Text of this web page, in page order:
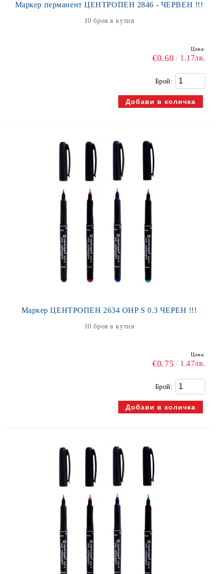
Маркер перманент ЦЕНТРОПЕН 2846 - ЧЕРВЕН !!!
10 броя в кутия
Цена:
€0.60 1.17лв.
Брой:
Маркер ЦЕНТРОПЕН 2634 OHP S 0.3 ЧЕРЕН !!!
10 броя в кутия
Цена:
€0.75 1.47лв.
Брой: